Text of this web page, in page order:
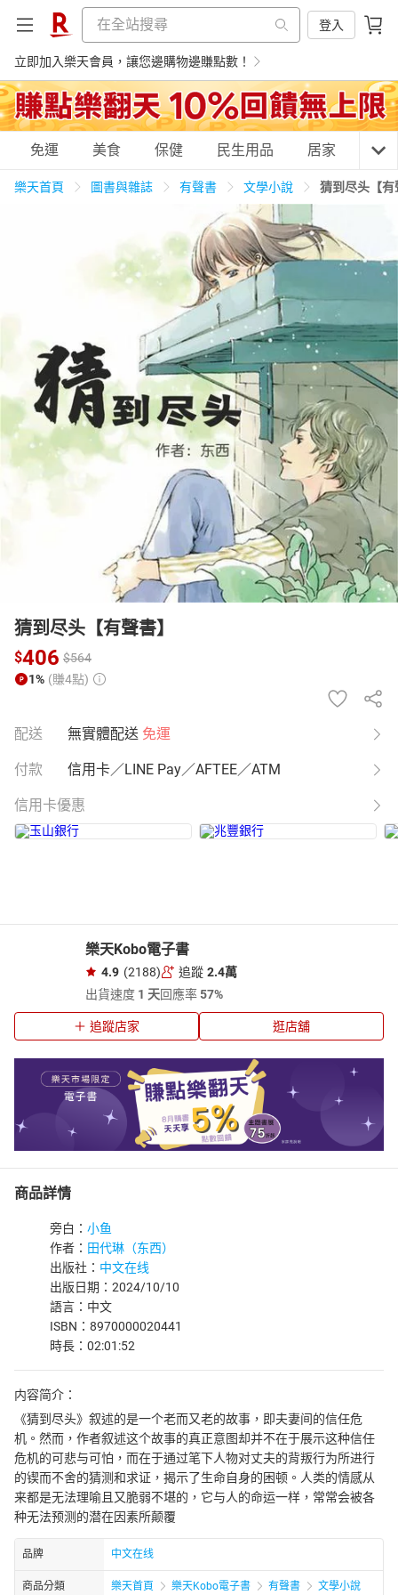
登入
立即加入樂天會員，讓您邊購物邊賺點數！
購物網分類
美食蛋糕 養生保健 民生用品
運動休閒 親子玩具
女裝 化妝保養 情趣用品
日本購物 電子/紙本書
免運 美食 保健 民生用品 居家 3C
樂天首頁 圖書與雜誌 有聲書 文學小說 猜到尽头【有
猜到尽头【有聲書】
$406 $564
1% (賺4點)
配送 無實體配送 免運
付款 信用卡／LINE Pay／AFTEE／ATM
信用卡優惠
樂天Kobo電子書
4.9 (2188) 追蹤 2.4萬
出貨速度 1 天回應率57%
追蹤店家 逛店舖
商品詳情
旁白： 小鱼
作者： 田代琳（东西）
出版社： 中文在线
出版日期：2024/10/10
語言：中文
ISBN：8970000020441
時長：02:01:52
内容简介：
《猜到尽头》叙述的是一个老而又老的故事，即夫妻间的信任危
机。然而，作者叙述这个故事的真正意图却并不在于展示这种信任
危机的可悲与可怕，而在于通过笔下人物对丈夫的背叛行为所进行
的锲而不舍的猜测和求证，揭示了生命自身的困顿。人类的情感从
来都是无法理喻且又脆弱不堪的，它与人的命运一样，常常会被各
种无法预测的潜在因素所颠覆
品牌 中文在线
商品分類 樂天首頁 樂天Kobo電子書 有聲書 文學小說